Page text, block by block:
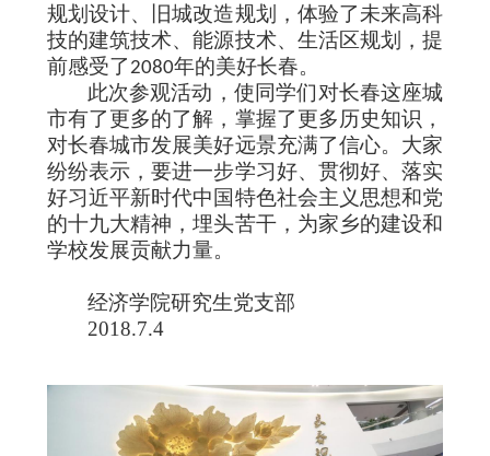
规划设计、旧城改造规划，体验了未来高科
技的建筑技术、能源技术、生活区规划，提
前感受了2080年的美好长春。
此次参观活动，使同学们对长春这座城
市有了更多的了解，掌握了更多历史知识，
对长春城市发展美好远景充满了信心。大家
纷纷表示，要进一步学习好、贯彻好、落实
好习近平新时代中国特色社会主义思想和党
的十九大精神，埋头苦干，为家乡的建设和
学校发展贡献力量。
经济学院研究生党支部
2018.7.4